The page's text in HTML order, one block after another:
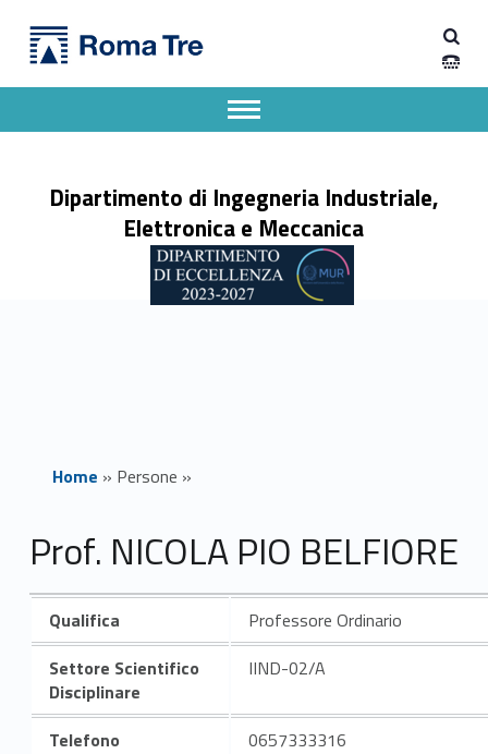
Prof. NICOLA PIO BELFIORE - Dipartimento di Ingegneria Industriale, Elettronica e Meccanica
Dipartimento di Ingegneria Industriale, Elettronica e Meccanica dell'Università degli Studi Roma Tre
Dipartimento di Ingegneria Industriale,
Elettronica e Meccanica
Apri il menu secondario
Header info sidebar
Home » Persone »
Prof. NICOLA PIO BELFIORE
Qualifica
Professore Ordinario
Settore Scientifico
Disciplinare
IIND-02/A
Telefono
0657333316